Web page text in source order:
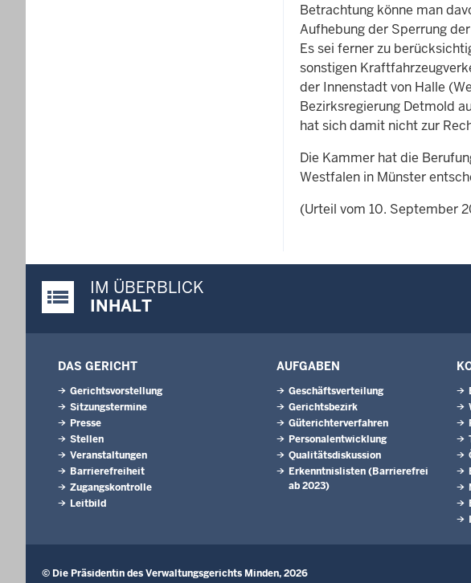
Betrachtung könne man
Aufhebung der Sperrung
Es sei ferner zu
sonstigen
der Innenstadt von Halle
Bezirksregierung Detmold
hat sich damit nicht zur
Die Kammer hat die
Westfalen in Münster
(Urteil vom 10. September
Justiz-Portal im Überblick:
IM ÜBERBLICK
INHALT
DAS GERICHT
Gerichtsvorstellung
Sitzungstermine
Presse
Stellen
Veranstaltungen
Barrierefreiheit
Zugangskontrolle
Leitbild
AUFGABEN
Geschäftsverteilung
Gerichtsbezirk
Güterichterverfahren
Personalentwicklung
Qualitätsdiskussion
Erkenntnislisten (Barrierefrei
ab 2023)
© Die Präsidentin des Verwaltungsgerichts Minden, 2026